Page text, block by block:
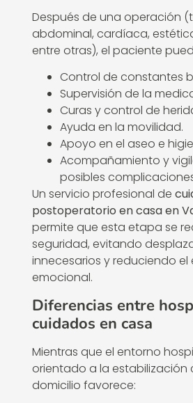
Después de una operación
abdominal, cardíaca,
entre otras), el paciente
Control de constantes
Supervisión de la
Curas y control de
Ayuda en la movilidad.
Apoyo en el aseo e
Acompañamiento y
posibles
Un servicio profesional de
postoperatorio en casa en
permite que esta etapa se
seguridad, evitando
innecesarios y reduciendo el
emocional.
Diferencias entre
cuidados en casa
Mientras que el entorno
orientado a la estabilización
domicilio favorece: